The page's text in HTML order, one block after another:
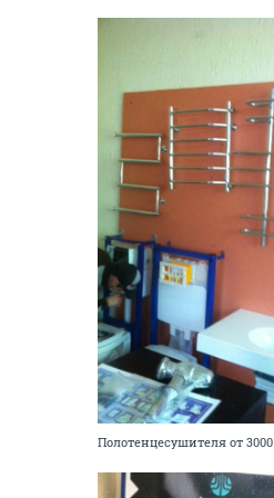
Полотенцесушителя от 3000